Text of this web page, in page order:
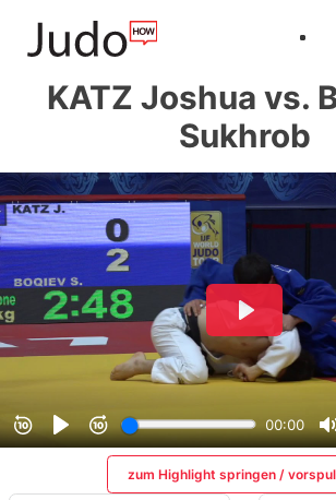
KATZ Joshua vs.
Sukhrob
zum Highlight springen /